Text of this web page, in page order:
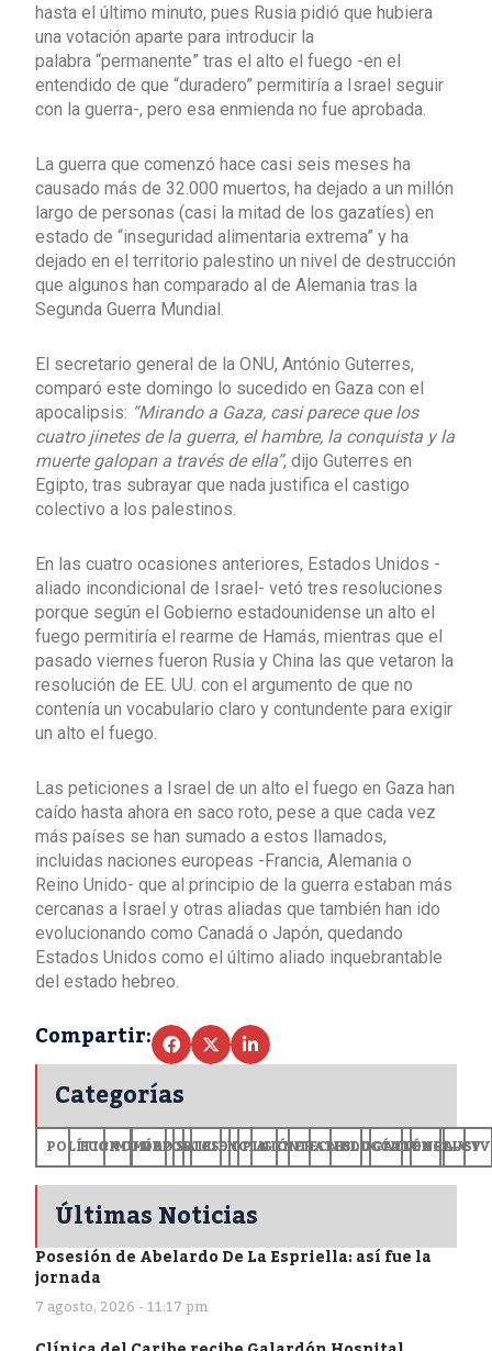
hasta el último minuto, pues Rusia pidió que hubiera
una votación aparte para introducir la
palabra “permanente” tras el alto el fuego -en el
entendido de que “duradero” permitiría a Israel seguir
con la guerra-, pero esa enmienda no fue aprobada.
La guerra que comenzó hace casi seis meses ha
causado más de 32.000 muertos, ha dejado a un millón
largo de personas (casi la mitad de los gazatíes) en
estado de “inseguridad alimentaria extrema” y ha
dejado en el territorio palestino un nivel de destrucción
que algunos han comparado al de Alemania tras la
Segunda Guerra Mundial.
El secretario general de la ONU, António Guterres,
comparó este domingo lo sucedido en Gaza con el
apocalipsis: “Mirando a Gaza, casi parece que los
cuatro jinetes de la guerra, el hambre, la conquista y la
muerte galopan a través de ella”, dijo Guterres en
Egipto, tras subrayar que nada justifica el castigo
colectivo a los palestinos.
En las cuatro ocasiones anteriores, Estados Unidos -
aliado incondicional de Israel- vetó tres resoluciones
porque según el Gobierno estadounidense un alto el
fuego permitiría el rearme de Hamás, mientras que el
pasado viernes fueron Rusia y China las que vetaron la
resolución de EE. UU. con el argumento de que no
contenía un vocabulario claro y contundente para exigir
un alto el fuego.
Las peticiones a Israel de un alto el fuego en Gaza han
caído hasta ahora en saco roto, pese a que cada vez
más países se han sumado a estos llamados,
incluidas naciones europeas -Francia, Alemania o
Reino Unido- que al principio de la guerra estaban más
cercanas a Israel y otras aliadas que también han ido
evolucionando como Canadá o Japón, quedando
Estados Unidos como el último aliado inquebrantable
del estado hebreo.
Compartir:
Categorías
POLÍTICA
ECONOMÍA
MUNDODEPORTES
SALUDCIENCIA
OPINIÓN
GENERALES
TECNOLOGÍA
EDUCACIÓN
CULTURA+CV
Últimas Noticias
Posesión de Abelardo De La Espriella: así fue la
jornada
7 agosto, 2026 - 11:17 pm